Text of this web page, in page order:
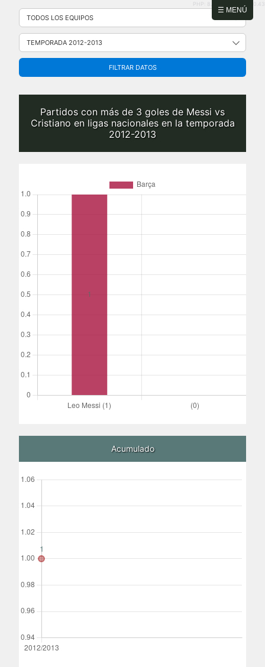
☰ MENÚ
Saltar
contenido
PHP: 8.2.31 | MySQL: 8.0.43
FILTRAR DATOS
Partidos con más de 3 goles de Messi vs
Cristiano en ligas nacionales en la temporada
2012-2013
Acumulado